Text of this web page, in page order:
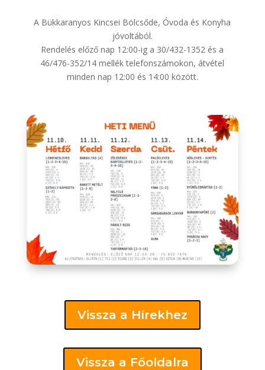
A Bükkaranyos Kincsei Bölcsőde, Óvoda és Konyha
jóvoltából.
Rendelés előző nap 12:00-ig a 30/432-1352 és a
46/476-352/14 mellék telefonszámokon, átvétel
minden nap 12:00 és 14:00 között.
Vissza a Hírekhez
Vissza a Főoldalra